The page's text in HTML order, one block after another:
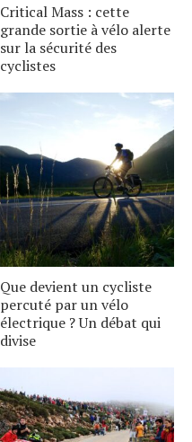
Critical Mass : cette
grande sortie à vélo alerte
sur la sécurité des
cyclistes
Que devient un cycliste
percuté par un vélo
électrique ? Un débat qui
divise